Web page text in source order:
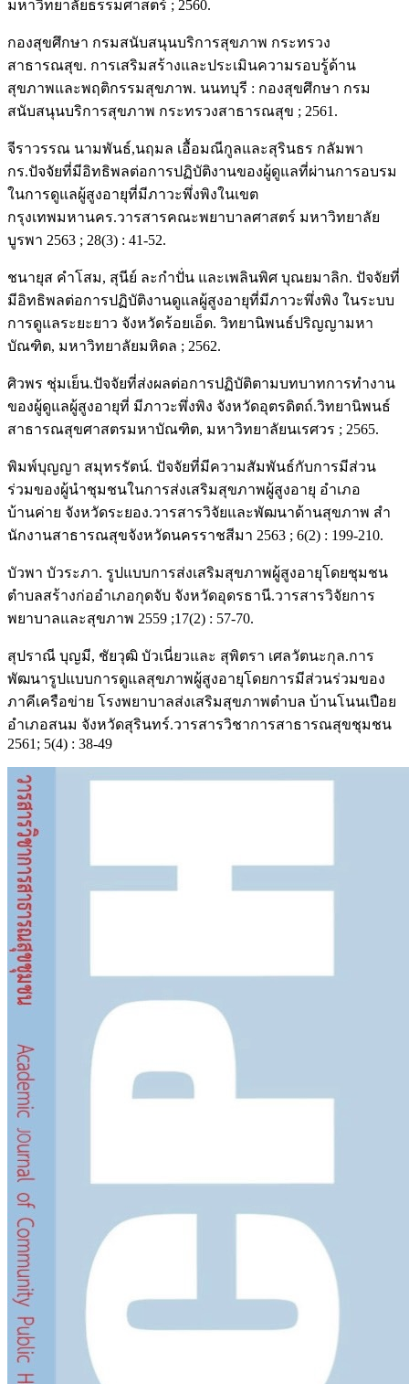
มหาวิทยาลัยธรรมศาสตร์ ; 2560.
กองสุขศึกษา กรมสนับสนุนบริการสุขภาพ กระทรวง
สาธารณสุข. การเสริมสร้างและประเมินความรอบรู้ด้าน
สุขภาพและพฤติกรรมสุขภาพ. นนทบุรี : กองสุขศึกษา กรม
สนับสนุนบริการสุขภาพ กระทรวงสาธารณสุข ; 2561.
จีราวรรณ นามพันธ์,นฤมล เอื้อมณีกูลและสุรินธร กลัมพา
กร.ปัจจัยที่มีอิทธิพลต่อการปฏิบัติงานของผู้ดูแลที่ผ่านการอบรม
ในการดูแลผู้สูงอายุที่มีภาวะพึ่งพิงในเขต
กรุงเทพมหานคร.วารสารคณะพยาบาลศาสตร์ มหาวิทยาลัย
บูรพา 2563 ; 28(3) : 41-52.
ชนายุส คำโสม, สุนีย์ ละกำปั่น และเพลินพิศ บุณยมาลิก. ปัจจัยที่
มีอิทธิพลต่อการปฏิบัติงานดูแลผู้สูงอายุที่มีภาวะพึ่งพิง ในระบบ
การดูแลระยะยาว จังหวัดร้อยเอ็ด. วิทยานิพนธ์ปริญญามหา
บัณฑิต, มหาวิทยาลัยมหิดล ; 2562.
ศิวพร ชุ่มเย็น.ปัจจัยที่ส่งผลต่อการปฏิบัติตามบทบาทการทำงาน
ของผู้ดูแลผู้สูงอายุที่ มีภาวะพึ่งพิง จังหวัดอุตรดิตถ์.วิทยานิพนธ์
สาธารณสุขศาสตรมหาบัณฑิต, มหาวิทยาลัยนเรศวร ; 2565.
พิมพ์บุญญา สมุทรรัตน์. ปัจจัยที่มีความสัมพันธ์กับการมีส่วน
ร่วมของผู้นำชุมชนในการส่งเสริมสุขภาพผู้สูงอายุ อำเภอ
บ้านค่าย จังหวัดระยอง.วารสารวิจัยและพัฒนาด้านสุขภาพ สํา
นักงานสาธารณสุขจังหวัดนครราชสีมา 2563 ; 6(2) : 199-210.
บัวพา บัวระภา. รูปแบบการส่งเสริมสุขภาพผู้สูงอายุโดยชุมชน
ตำบลสร้างก่ออำเภอกุดจับ จังหวัดอุดรธานี.วารสารวิจัยการ
พยาบาลและสุขภาพ 2559 ;17(2) : 57-70.
สุปราณี บุญมี, ชัยวุฒิ บัวเนี่ยวและ สุพิตรา เศลวัตนะกุล.การ
พัฒนารูปแบบการดูแลสุขภาพผู้สูงอายุโดยการมีส่วนร่วมของ
ภาคีเครือข่าย โรงพยาบาลส่งเสริมสุขภาพตำบล บ้านโนนเปือย
อำเภอสนม จังหวัดสุรินทร์.วารสารวิชาการสาธารณสุขชุมชน
2561; 5(4) : 38-49